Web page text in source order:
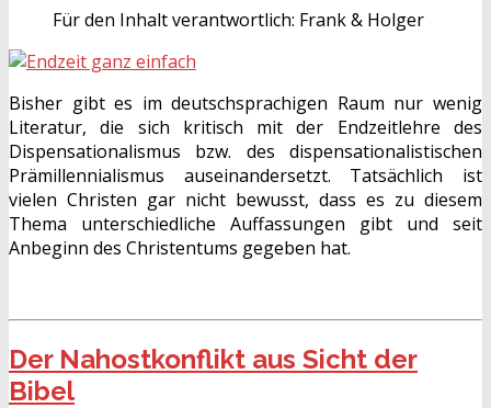
Für den Inhalt verantwortlich: Frank & Holger
Bisher gibt es im deutschsprachigen Raum nur wenig
Literatur, die sich kritisch mit der Endzeitlehre des
Dispensationalismus bzw. des dispensationalistischen
Prämillennialismus auseinandersetzt. Tatsächlich ist
vielen Christen gar nicht bewusst, dass es zu diesem
Thema unterschiedliche Auffassungen gibt und seit
Anbeginn des Christentums gegeben hat.
Der Nahostkonflikt aus Sicht der
Bibel